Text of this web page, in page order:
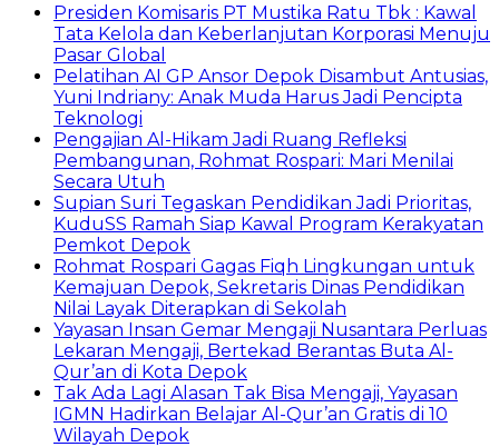
Presiden Komisaris PT Mustika Ratu Tbk : Kawal
Tata Kelola dan Keberlanjutan Korporasi Menuju
Pasar Global
Pelatihan AI GP Ansor Depok Disambut Antusias,
Yuni Indriany: Anak Muda Harus Jadi Pencipta
Teknologi
Pengajian Al-Hikam Jadi Ruang Refleksi
Pembangunan, Rohmat Rospari: Mari Menilai
Secara Utuh
Supian Suri Tegaskan Pendidikan Jadi Prioritas,
KuduSS Ramah Siap Kawal Program Kerakyatan
Pemkot Depok
Rohmat Rospari Gagas Fiqh Lingkungan untuk
Kemajuan Depok, Sekretaris Dinas Pendidikan
Nilai Layak Diterapkan di Sekolah
Yayasan Insan Gemar Mengaji Nusantara Perluas
Lekaran Mengaji, Bertekad Berantas Buta Al-
Qur’an di Kota Depok
Tak Ada Lagi Alasan Tak Bisa Mengaji, Yayasan
IGMN Hadirkan Belajar Al-Qur’an Gratis di 10
Wilayah Depok